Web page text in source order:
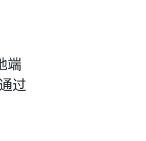
端
过